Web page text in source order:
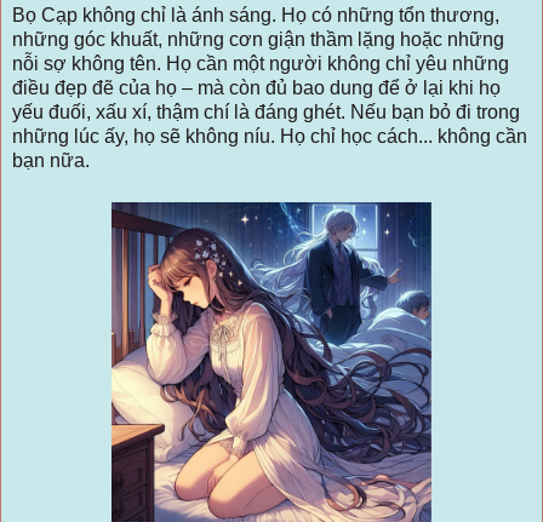
Bọ Cạp không chỉ là ánh sáng. Họ có những tổn thương,
những góc khuất, những cơn giận thầm lặng hoặc những
nỗi sợ không tên. Họ cần một người không chỉ yêu những
điều đẹp đẽ của họ – mà còn đủ bao dung để ở lại khi họ
yếu đuối, xấu xí, thậm chí là đáng ghét. Nếu bạn bỏ đi trong
những lúc ấy, họ sẽ không níu. Họ chỉ học cách... không cần
bạn nữa.